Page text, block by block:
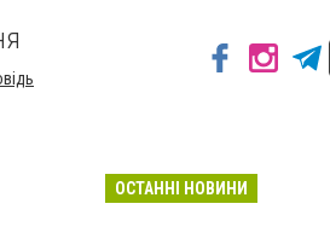
ОСТАННІ НОВИНИ